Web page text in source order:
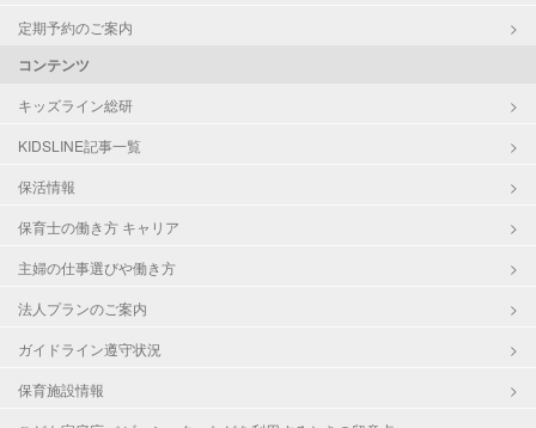
定期予約のご案内
コンテンツ
キッズライン総研
KIDSLINE記事一覧
保活情報
保育士の働き方 キャリア
主婦の仕事選びや働き方
法人プランのご案内
ガイドライン遵守状況
保育施設情報